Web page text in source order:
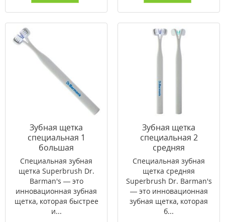
Зубная щетка
специальная 1
большая
трехсторонняя
Superbrush Dr.
Barman's
Специальная зубная
щетка Superbrush Dr.
Barman's — это
инновационная зубная
щетка, которая быстрее
и...
Зубная щетка
специальная 2
средняя
трехсторонняя
Superbrush Dr.
Barman's
Специальная зубная
щетка средняя
Superbrush Dr. Barman's
— это инновационная
зубная щетка, которая
б...